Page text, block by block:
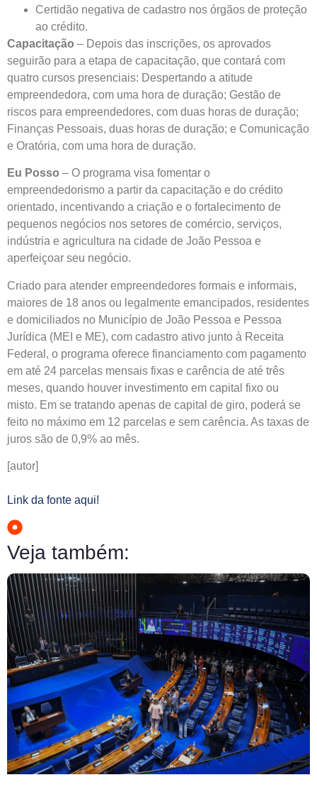
Certidão negativa de cadastro nos órgãos de proteção
ao crédito.
Capacitação – Depois das inscrições, os aprovados
seguirão para a etapa de capacitação, que contará com
quatro cursos presenciais: Despertando a atitude
empreendedora, com uma hora de duração; Gestão de
riscos para empreendedores, com duas horas de duração;
Finanças Pessoais, duas horas de duração; e Comunicação
e Oratória, com uma hora de duração.
Eu Posso – O programa visa fomentar o
empreendedorismo a partir da capacitação e do crédito
orientado, incentivando a criação e o fortalecimento de
pequenos negócios nos setores de comércio, serviços,
indústria e agricultura na cidade de João Pessoa e
aperfeiçoar seu negócio.
Criado para atender empreendedores formais e informais,
maiores de 18 anos ou legalmente emancipados, residentes
e domiciliados no Município de João Pessoa e Pessoa
Jurídica (MEI e ME), com cadastro ativo junto à Receita
Federal, o programa oferece financiamento com pagamento
em até 24 parcelas mensais fixas e carência de até três
meses, quando houver investimento em capital fixo ou
misto. Em se tratando apenas de capital de giro, poderá se
feito no máximo em 12 parcelas e sem carência. As taxas de
juros são de 0,9% ao mês.
[autor]
Link da fonte aqui!
Veja também: